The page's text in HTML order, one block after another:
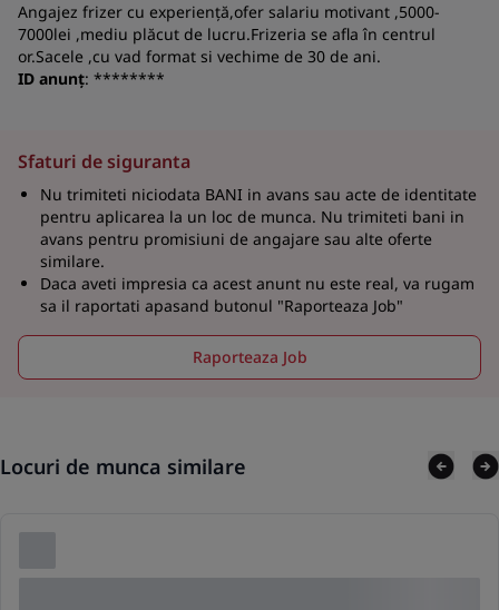
Angajez frizer cu experiență,ofer salariu motivant ,5000-
7000lei ,mediu plăcut de lucru.Frizeria se afla în centrul
or.Sacele ,cu vad format si vechime de 30 de ani.
ID anunț: ********
Sfaturi de siguranta
Nu trimiteti niciodata BANI in avans sau acte de identitate
pentru aplicarea la un loc de munca. Nu trimiteti bani in
avans pentru promisiuni de angajare sau alte oferte
similare.
Daca aveti impresia ca acest anunt nu este real, va rugam
sa il raportati apasand butonul "Raporteaza Job"
Raporteaza Job
Locuri de munca similare